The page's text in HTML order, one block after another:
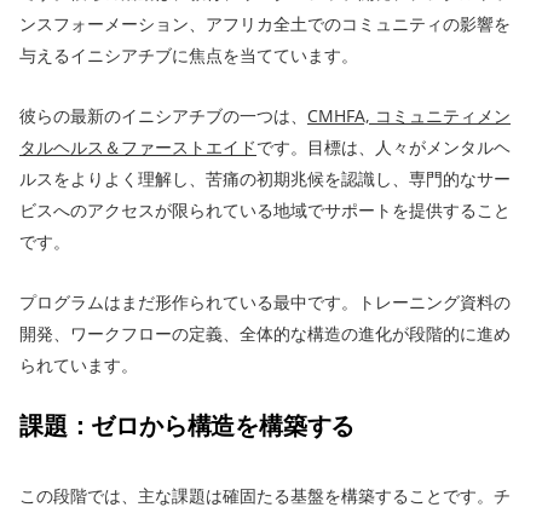
ンスフォーメーション、アフリカ全土でのコミュニティの影響を
与えるイニシアチブに焦点を当てています。
彼らの最新のイニシアチブの一つは、 CMHFA, コミュニティメン
タルヘルス＆ファーストエイドです。目標は、人々がメンタルヘ
ルスをよりよく理解し、苦痛の初期兆候を認識し、専門的なサー
ビスへのアクセスが限られている地域でサポートを提供すること
です。
プログラムはまだ形作られている最中です。トレーニング資料の
開発、ワークフローの定義、全体的な構造の進化が段階的に進め
られています。
課題：ゼロから構造を構築する
この段階では、主な課題は確固たる基盤を構築することです。チ